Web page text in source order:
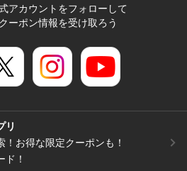
アカウントをフォローして
ーポン情報を受け取ろう
リ
！お得な限定クーポンも！
ド！